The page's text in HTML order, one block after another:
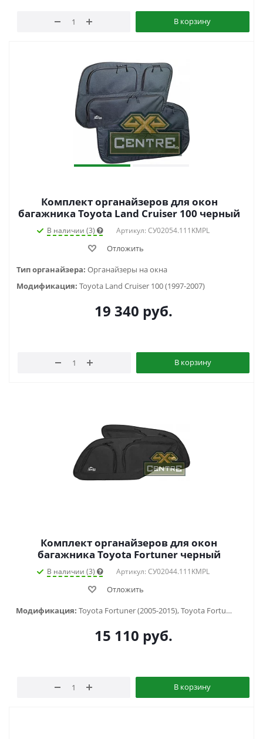
В корзину
Комплект органайзеров для окон
багажника Toyota Land Cruiser 100 черный
В наличии (3) Артикул: СУ02054.111KMPL
Отложить
Тип органайзера: Органайзеры на окна
Модификация: Toyota Land Cruiser 100 (1997-2007)
19 340 руб.
В корзину
Комплект органайзеров для окон
багажника Toyota Fortuner черный
В наличии (3) Артикул: СУ02044.111KMPL
Отложить
Модификация:
Toyota Fortuner (2005-2015), Toyota Fortuner (2005-2016), Toyota Fortuner (2015-...)
15 110 руб.
В корзину